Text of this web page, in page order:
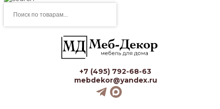
товаров
+7 (495) 792-68-63
mebdekor@yandex.ru